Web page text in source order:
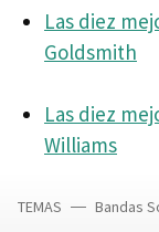
Las diez
Goldsmith
Las diez
Williams
TEMAS Bandas